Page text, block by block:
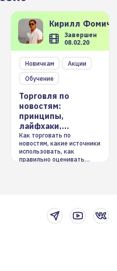
Кирилл
Завершен
08.02.20
Новичкам
Акции
Обучение
Торговля по
новостям:
принципы,
лайфхаки,
инструменты
Как торговать по
новостям, какие источники
использовать, как
правильно оценивать